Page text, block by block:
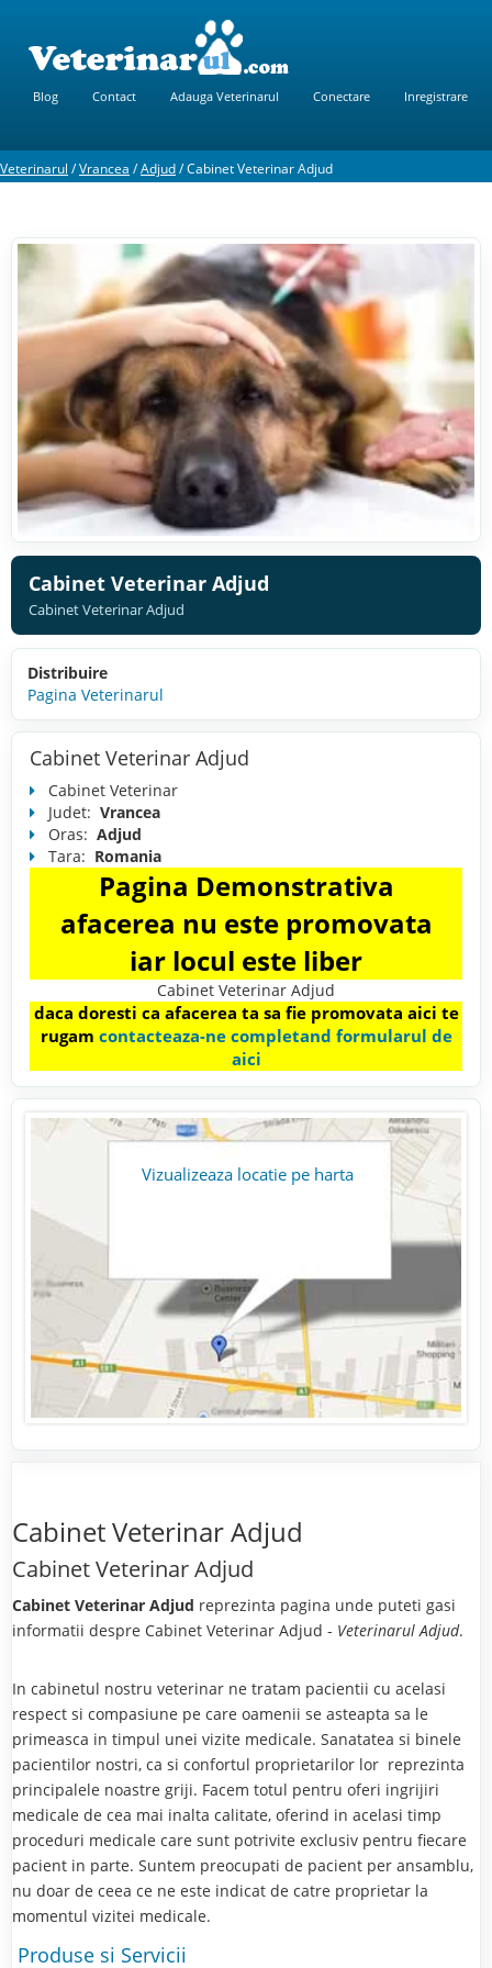
Blog Contact Adauga Veterinarul Conectare Inregistrare
Veterinarul /Vrancea /Adjud/Cabinet Veterinar Adjud
Cabinet Veterinar Adjud
Cabinet Veterinar Adjud
Distribuire
Pagina Veterinarul
Cabinet Veterinar Adjud
Cabinet Veterinar
Judet: Vrancea
Oras: Adjud
Tara: Romania
Pagina Demonstrativa
afacerea nu este promovata
iar locul este liber
Cabinet Veterinar Adjud
daca doresti ca afacerea ta sa fie promovata aici te
rugam contacteaza-ne completand formularul de
aici
Vizualizeaza locatie pe harta
Cabinet Veterinar Adjud
Cabinet Veterinar Adjud
Cabinet Veterinar Adjud reprezinta pagina unde puteti gasi
informatii despre Cabinet Veterinar Adjud - Veterinarul Adjud.
In cabinetul nostru veterinar ne tratam pacientii cu acelasi
respect si compasiune pe care oamenii se asteapta sa le
primeasca in timpul unei vizite medicale. Sanatatea si binele
pacientilor nostri, ca si confortul proprietarilor lor reprezinta
principalele noastre griji. Facem totul pentru oferi ingrijiri
medicale de cea mai inalta calitate, oferind in acelasi timp
proceduri medicale care sunt potrivite exclusiv pentru fiecare
pacient in parte. Suntem preocupati de pacient per ansamblu,
nu doar de ceea ce ne este indicat de catre proprietar la
momentul vizitei medicale.
Produse si Servicii